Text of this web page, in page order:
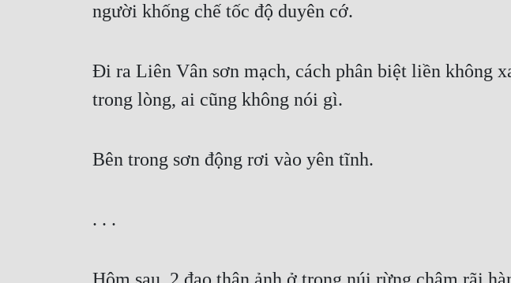
người khống chế tốc độ duyên cớ.
Đi ra Liên Vân sơn mạch, cách phân biệt liền không
trong lòng, ai cũng không nói gì.
Bên trong sơn động rơi vào yên tĩnh.
. . .